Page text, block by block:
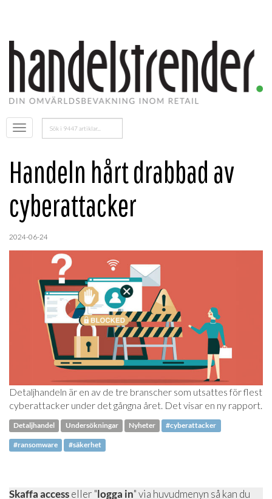
Öppna
menyn
Sök
efter:
Handeln hårt drabbad av
cyberattacker
2024-06-24
Detaljhandeln är en av de tre branscher som utsattes för flest
cyberattacker under det gångna året. Det visar en ny rapport.
Detaljhandel Undersökningar Nyheter #cyberattacker
#ransomware #säkerhet
Skaffa accesseller "logga in" via huvudmenyn så kan du